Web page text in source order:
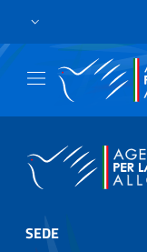
SEDE